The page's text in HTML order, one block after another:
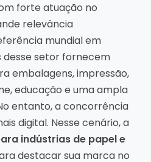
forte atuação no
relevância
mundial em
desse setor fornecem
embalagens, impressão,
educação e uma ampla
entanto, a concorrência
digital. Nesse cenário, a
indústrias de papel e
destacar sua marca no